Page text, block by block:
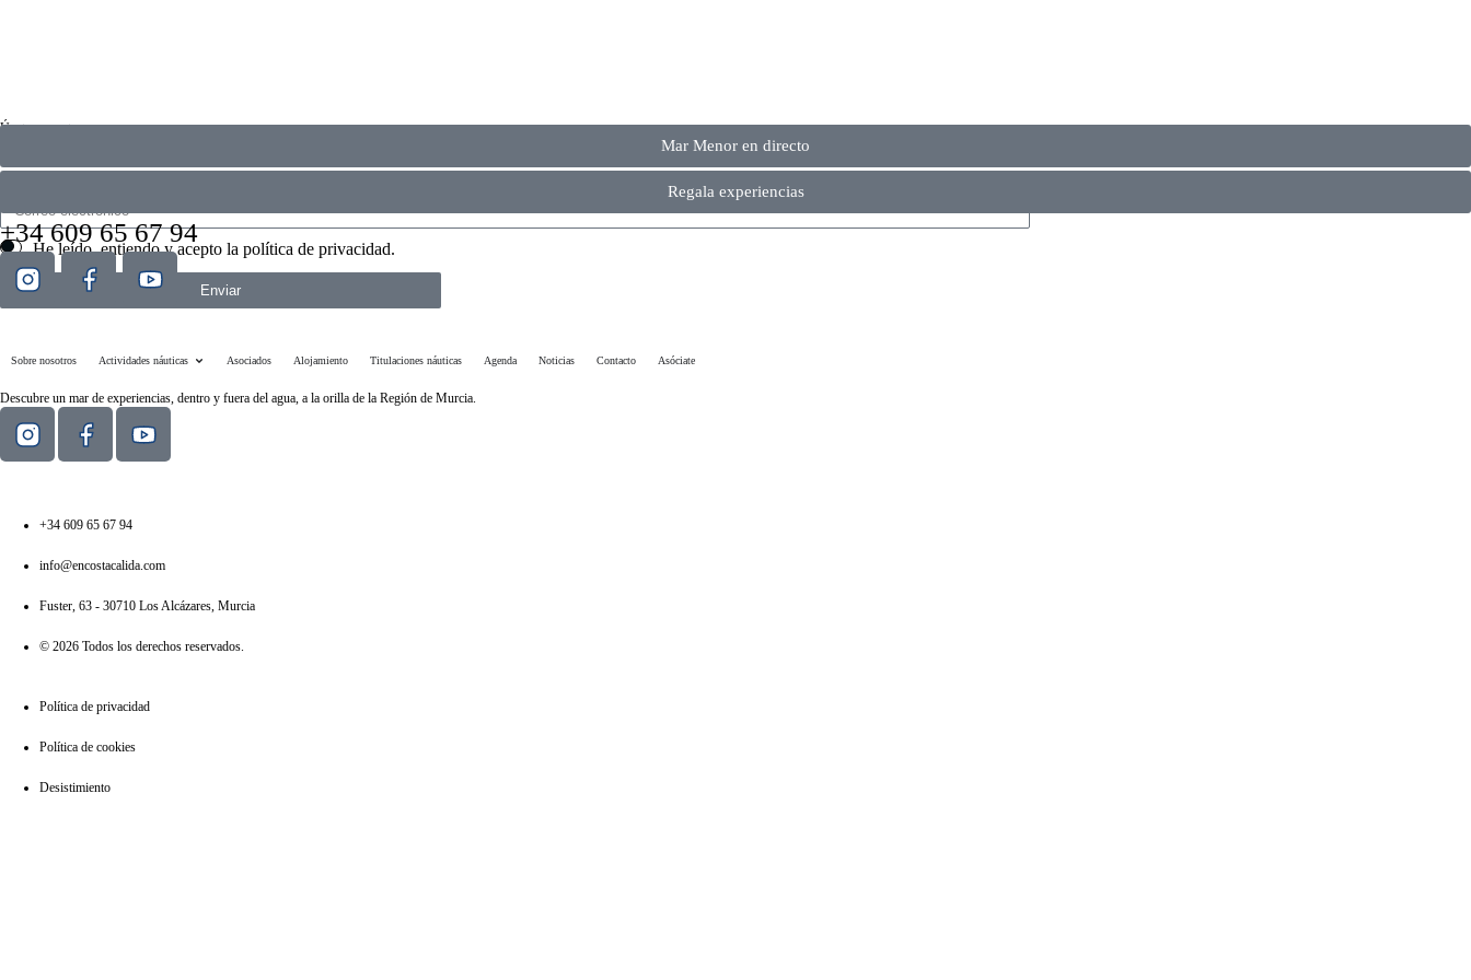
Mar Menor en directo
Regala experiencias
+34 609 65 67 94
Sobre nosotros Actividades náuticas Asociados Alojamiento Titulaciones náuticas Agenda Noticias Contacto Asóciate
Únete a nosotros
He leído, entiendo y acepto la política de privacidad.
Enviar
Descubre un mar de experiencias, dentro y fuera del agua, a la orilla de la Región de Murcia.
+34 609 65 67 94
info@encostacalida.com
Fuster, 63 - 30710 Los Alcázares, Murcia
© 2026 Todos los derechos reservados.
Política de privacidad
Política de cookies
Desistimiento